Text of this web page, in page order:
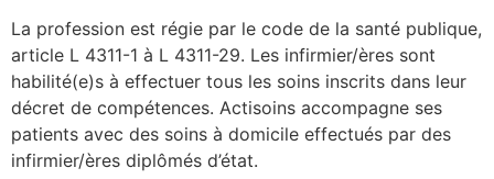
La profession est régie par le code de la santé publique,
article L 4311-1 à L 4311-29. Les infirmier/ères sont
habilité(e)s à effectuer tous les soins inscrits dans leur
décret de compétences. Actisoins accompagne ses
patients avec des soins à domicile effectués par des
infirmier/ères diplômés d’état.